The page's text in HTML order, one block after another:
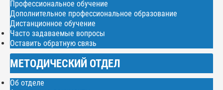
Профессиональное обучение
Дополнительное профессиональное образование
Дистанционное обучение
Часто задаваемые вопросы
Оставить обратную связь
МЕТОДИЧЕСКИЙ ОТДЕЛ
Об отделе